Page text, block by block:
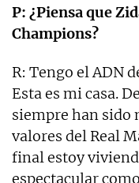
P: ¿Piensa que
Champions?
R: Tengo el ADN
Esta es mi casa.
siempre han sido
valores del Real
final estoy
espectacular